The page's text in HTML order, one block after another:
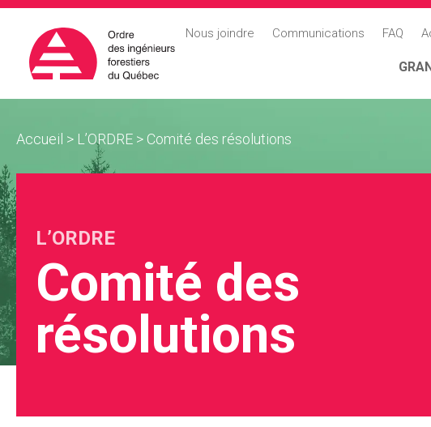
Nous joindre Communications FAQ
Accueil > L’ORDRE > Comité des résolutions
L’ORDRE
Comité des
résolutions